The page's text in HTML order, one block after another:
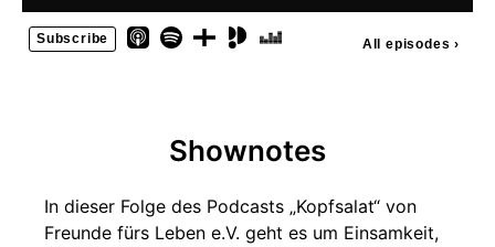
Subscribe All episodes ›
Shownotes
In dieser Folge des Podcasts „Kopfsalat“ von
Freunde fürs Leben e.V. geht es um Einsamkeit,